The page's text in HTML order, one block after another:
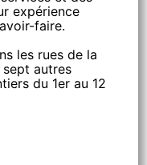
expérience
faire.
les rues de la
sept autres
du 1er au 12